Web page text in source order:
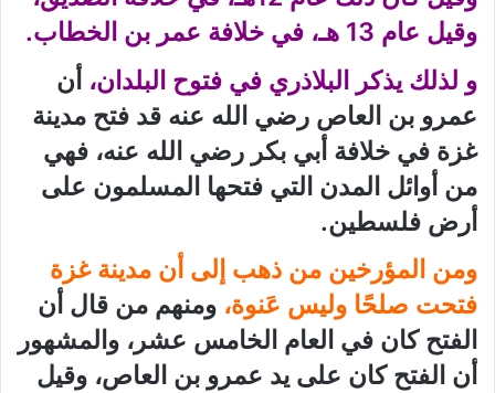
وقيل عام 13 هـ، في خلافة عمر بن الخطاب.
و لذلك يذكر البلاذري في فتوح البلدان، أن
عمرو بن العاص رضي الله عنه قد فتح مدينة
غزة في خلافة أبي بكر رضي الله عنه، فهي
من أوائل المدن التي فتحها المسلمون على
أرض فلسطين.
ومن المؤرخين من ذهب إلى أن مدينة غزة
فتحت صلحًا وليس عَنوة، ومنهم من قال أن
الفتح كان في العام الخامس عشر، والمشهور
أن الفتح كان على يد عمرو بن العاص، وقيل